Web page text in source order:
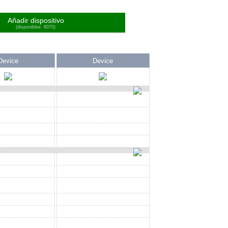
Añadir dispositivo
(disponibles: 6070)
Device